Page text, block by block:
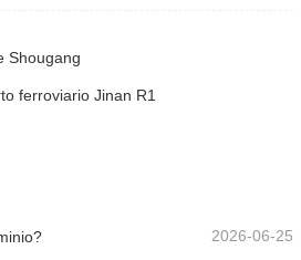
Shougang
ferroviario Jinan R1
2026-06-25